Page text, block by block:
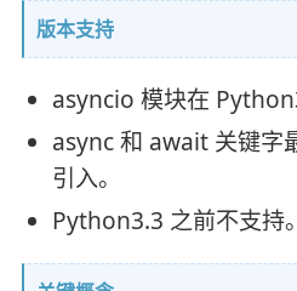
版本支持
asyncio 模块在
async 和 await 关键字
引入。
Python3.3 之前不支持。